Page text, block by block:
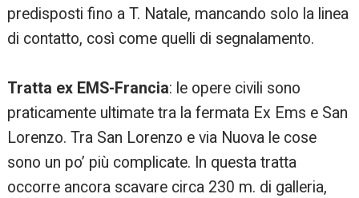
predisposti fino a T. Natale, mancando solo la linea
di contatto, così come quelli di segnalamento.
Tratta ex EMS-Francia: le opere civili sono
praticamente ultimate tra la fermata Ex Ems e San
Lorenzo. Tra San Lorenzo e via Nuova le cose
sono un po’ più complicate. In questa tratta
occorre ancora scavare circa 230 m. di galleria,